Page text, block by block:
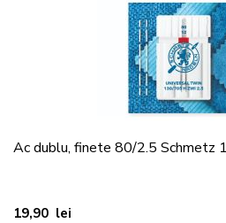
Ac dublu, finete 80/2.5 Schmetz
19,90 lei